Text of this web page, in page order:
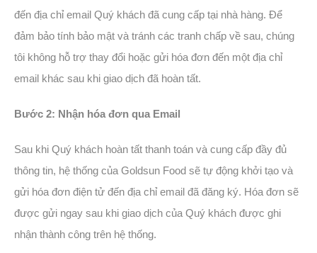
đến địa chỉ email Quý khách đã cung cấp tại nhà hàng. Để
đảm bảo tính bảo mật và tránh các tranh chấp về sau, chúng
tôi không hỗ trợ thay đổi hoặc gửi hóa đơn đến một địa chỉ
email khác sau khi giao dịch đã hoàn tất.
Bước 2: Nhận hóa đơn qua Email
Sau khi Quý khách hoàn tất thanh toán và cung cấp đầy đủ
thông tin, hệ thống của Goldsun Food sẽ tự động khởi tạo và
gửi hóa đơn điện tử đến địa chỉ email đã đăng ký. Hóa đơn sẽ
được gửi ngay sau khi giao dịch của Quý khách được ghi
nhận thành công trên hệ thống.